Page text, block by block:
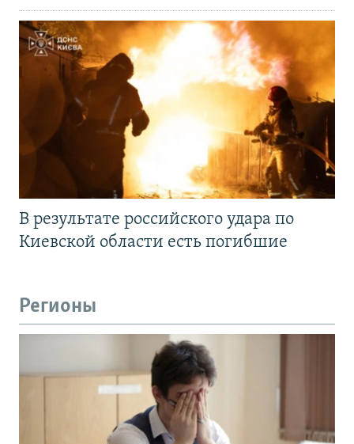
В результате российского удара по
Киевской области есть погибшие
Регионы